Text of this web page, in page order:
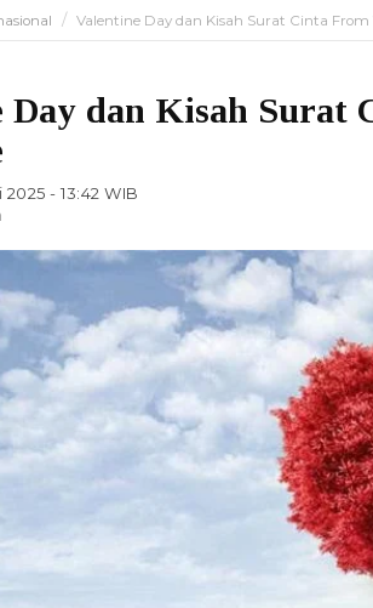
Valentine Day dan Kisah Surat Cinta From
Day dan Kisah Surat
- 13:42 WIB